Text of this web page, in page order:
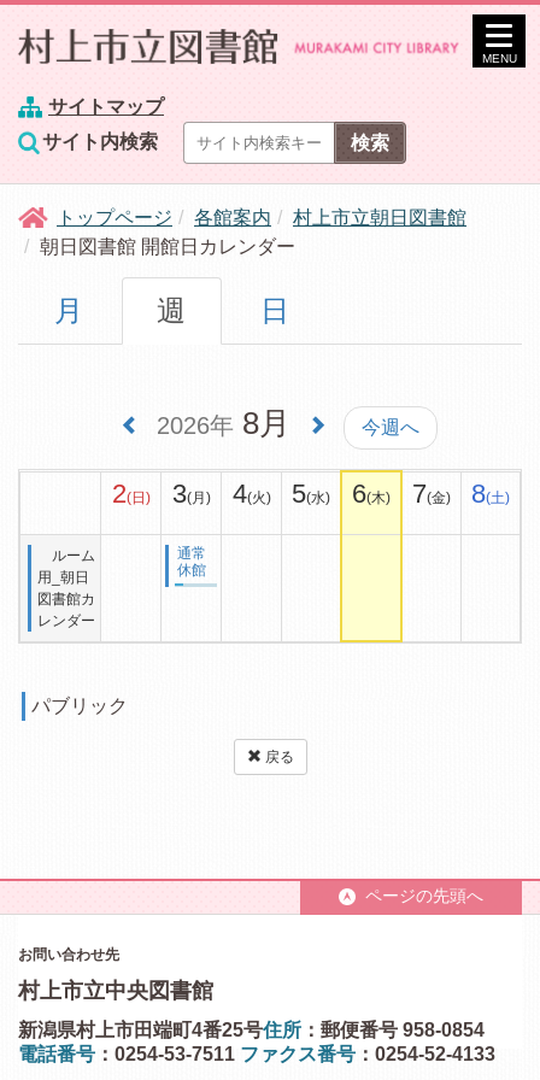
サイトマップ
サイト内検索
MENU
トップページ 各館案内
村上市立朝日図書館
朝日図書館 開館日カレンダー
月 週 日
2026年 8月 今週へ
2(日) 3(月) 4(火) 5(水) 6(木) 7(金) 8(土)
ルーム
用_朝日
図書館カ
レンダー
通常
休館
パブリック
戻る
ページの先頭へ
お問い合わせ先
村上市立中央図書館
住所 ：郵便番号 958-0854
新潟県村上市田端町4番25号
電話番号 ：0254-53-7511 ファクス番号 ：0254-52-4133